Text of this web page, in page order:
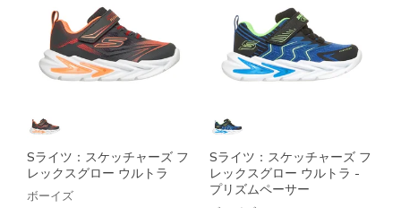
Sライツ：スケッチャーズ フ
レックスグロー ウルトラ
ボーイズ
Sライツ：スケッチャーズ フ
レックスグロー ウルトラ -
プリズムペーサー